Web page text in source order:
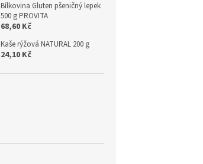
Bílkovina Gluten pšeničný lepek
500 g PROVITA
68,60 Kč
Kaše rýžová NATURAL 200 g
24,10 Kč